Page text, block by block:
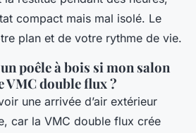
compact mais mal isolé. Le
plan et de votre rythme de vie.
poêle à bois si mon salon
VMC double flux ?
une arrivée d’air extérieur
car la VMC double flux crée